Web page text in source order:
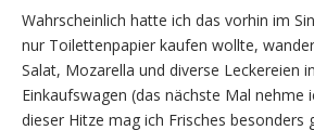
Wahrscheinlich hatte ich das vorhin im
nur Toilettenpapier kaufen wollte,
Salat, Mozarella und diverse Leckereien
Einkaufswagen (das nächste Mal nehme
dieser Hitze mag ich Frisches besonders